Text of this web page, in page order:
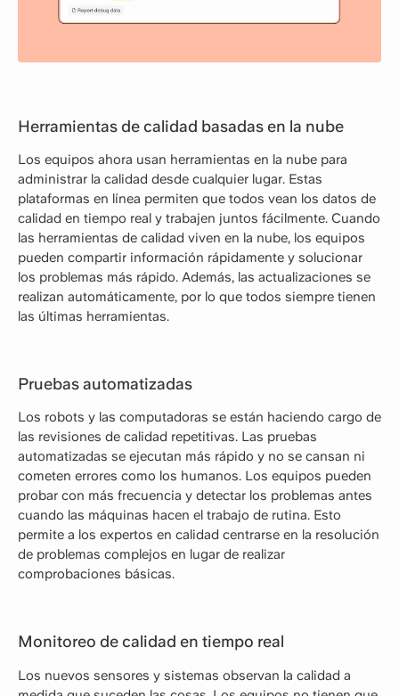
Herramientas de calidad basadas en la nube
Los equipos ahora usan herramientas en la nube para
administrar la calidad desde cualquier lugar. Estas
plataformas en línea permiten que todos vean los datos de
calidad en tiempo real y trabajen juntos fácilmente. Cuando
las herramientas de calidad viven en la nube, los equipos
pueden compartir información rápidamente y solucionar
los problemas más rápido. Además, las actualizaciones se
realizan automáticamente, por lo que todos siempre tienen
las últimas herramientas.
Pruebas automatizadas
Los robots y las computadoras se están haciendo cargo de
las revisiones de calidad repetitivas. Las pruebas
automatizadas se ejecutan más rápido y no se cansan ni
cometen errores como los humanos. Los equipos pueden
probar con más frecuencia y detectar los problemas antes
cuando las máquinas hacen el trabajo de rutina. Esto
permite a los expertos en calidad centrarse en la resolución
de problemas complejos en lugar de realizar
comprobaciones básicas.
Monitoreo de calidad en tiempo real
Los nuevos sensores y sistemas observan la calidad a